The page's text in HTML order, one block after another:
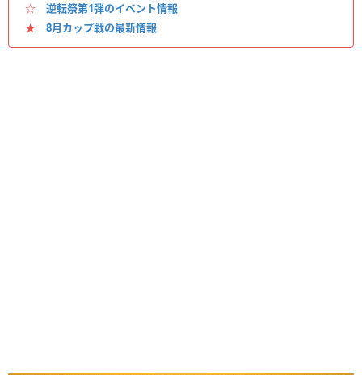
☆ 逆転祭第1弾のイベント情報
★ 8月カップ戦の最新情報